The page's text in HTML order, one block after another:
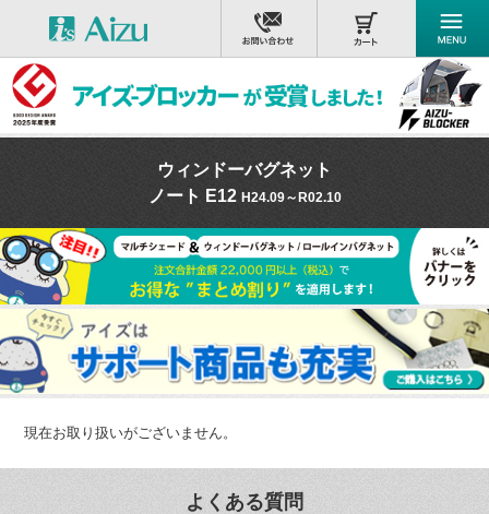
ウィンドーバグネット
ノート E12 H24.09～R02.10
現在お取り扱いがございません。
よくある質問